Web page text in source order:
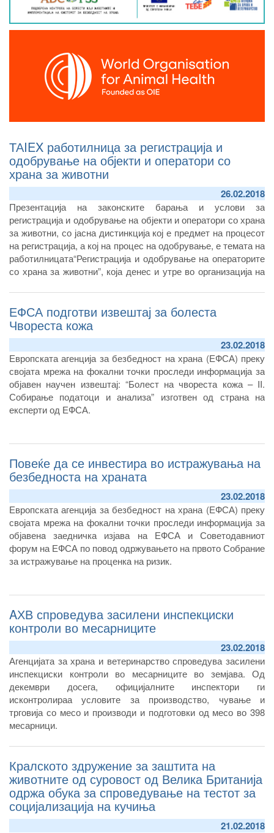
ТАIEX работилница за регистрација и
одобрување на објекти и оператори со
храна за животни
26.02.2018
Презентација на законските барања и услови за
регистрација и одобрување на објекти и оператори со храна
за животни, со јасна дистинкција кој е предмет на процесот
на регистрација, а кој на процес на одобрување, е темата на
работилницата“Регистрација и одобрување на операторите
со храна за животни”, која денес и утре во организација на
претпристапна помош на Европската Комисија – TAIEX, се
одржува во Скопје. На работилницата учествуваат
претставници од Агенција од Секторот за ветеринарно јавно
здравје, Секторот за инспекциски надзор и официјални
ЕФСА подготви извештај за болеста
Чвореста кожа
23.02.2018
Европската агенција за безбедност на храна (ЕФСА) преку
својата мрежа на фокални точки проследи информација за
објавен научен извештај: “Болест на чвореста кожа – II.
Собирање податоци и анализа” изготвен од страна на
експерти од ЕФСА.
Повеќе да се инвестира во истражувања на
безбедноста на храната
23.02.2018
Европската агенција за безбедност на храна (ЕФСА) преку
својата мрежа на фокални точки проследи информација за
објавенa заедничка изјава на ЕФСА и Советодавниот
форум на ЕФСА по повод одржувањето на првото Собрание
за истражување на проценка на ризик.
AХВ спроведува засилени инспекциски
контроли во месарниците
23.02.2018
Агенцијата за храна и ветеринарство спроведува засилени
инспекциски контроли во месарниците во земјава. Од
декември досега, официјалните инспектори ги
исконтролираа условите за производство, чување и
трговија со месо и производи и подготовки од месо во 398
месарници.
однесуваат на нехигиена во објектите, неспроведени мерки
за дезинфекција и дезинсекција, неправилно декларирање
на месото, непоседување на комерцијален документ за
пратка месо.
Кралското здружение за заштита на
животните од суровост од Велика Британија
одржа обука за спроведување на тестот за
социјализација на кучиња
21.02.2018